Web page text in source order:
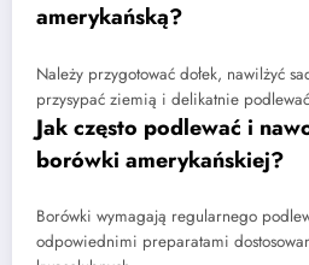
amerykańską?
Należy przygotować dołek, nawilżyć
przysypać ziemią i delikatnie
Jak często podlewać i
borówki amerykańskiej?
Borówki wymagają regularnego
odpowiednimi preparatami